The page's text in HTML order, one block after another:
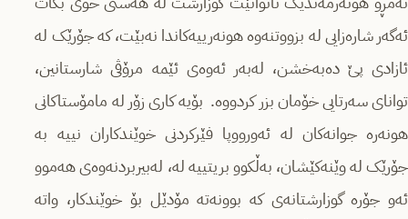
ئەگەر شارەزایی لە بزووتنەوە هونەرییەکاندا نەبێت، کە جۆرێک لە
ئازادی پێ دەبەخشن، لەبەر ئەوەی ئێمە مرۆڤی شارستانین،
توانای سەرتایی خۆمان بزر کردووە. بۆیە کاری زۆر لە مامۆستاکانی
هونەرە جوانەکان لە ئەورووپا فێرکردنی خوێندکاران نییە بە
جۆرێک لە وێنەکێشان، بەڵکوو بریتییە لە، لەبیربردنەوەی هەموو
ئەو جۆرە گوزارشتانەی کە بوونەتە مۆدێل بۆ خوێندکار، واتە